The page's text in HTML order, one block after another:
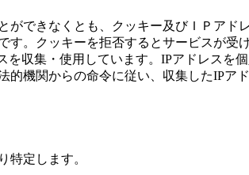
できなくとも、クッキー及びＩＰア
。クッキーを拒否するとサービスが
収集・使用しています。IPアドレス
機関からの命令に従い、収集したIP
特定します。